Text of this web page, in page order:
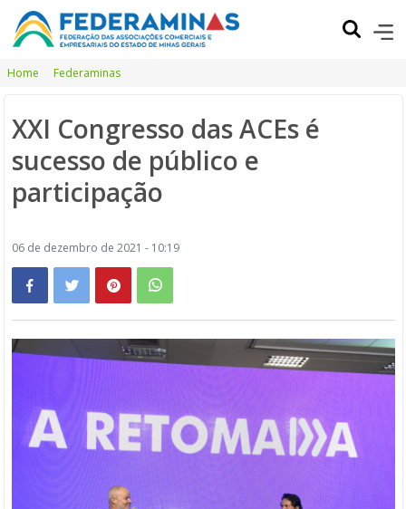
Home Federaminas
XXI Congresso das ACEs é
sucesso de público e
participação
06 de dezembro de 2021 - 10:19